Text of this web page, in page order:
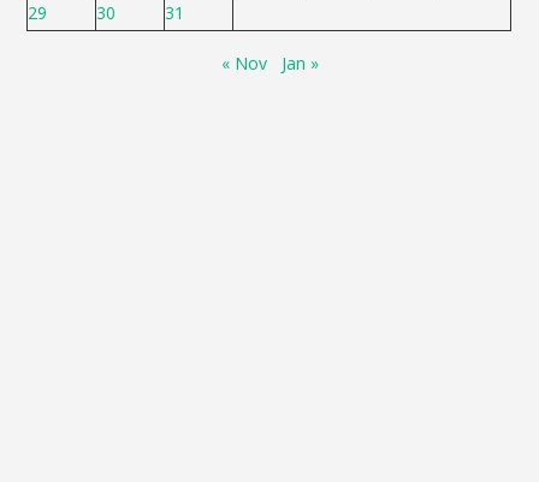
29
30 31
« Nov Jan »